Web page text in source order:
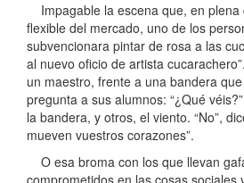
Impagable la escena que, en plena
flexible del mercado, uno de los
subvencionara pintar de rosa a las
al nuevo oficio de artista
un maestro, frente a una bandera
pregunta a sus alumnos: “¿Qué
la bandera, y otros, el viento. “No”,
mueven vuestros corazones”.
O esa broma con los que llevan